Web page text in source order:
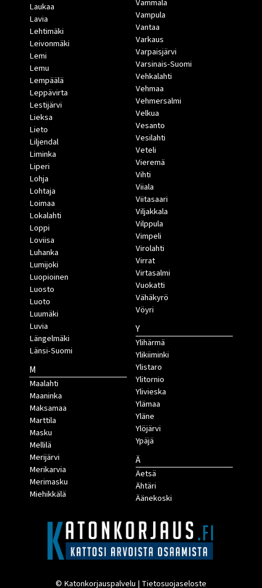
Laukaa
Lavia
Lehtimäki
Leivonmäki
Lemi
Lemu
Lempäälä
Leppävirta
Lestijärvi
Lieksa
Lieto
Liljendal
Liminka
Liperi
Lohja
Lohtaja
Loimaa
Lokalahti
Loppi
Loviisa
Luhanka
Lumijoki
Luopioinen
Luosto
Luoto
Luumäki
Luvia
Längelmäki
Länsi-Suomi
M
Maalahti
Maaninka
Maksamaa
Marttila
Masku
Mellilä
Merijärvi
Merikarvia
Merimasku
Miehikkälä
Vammala
Vampula
Vantaa
Varkaus
Varpaisjärvi
Varsinais-Suomi
Vehkalahti
Vehmaa
Vehmersalmi
Velkua
Vesanto
Vesilahti
Veteli
Vieremä
Vihti
Viiala
Viitasaari
Viljakkala
Vilppula
Vimpeli
Virolahti
Virrat
Virtasalmi
Vuokatti
Vähäkyrö
Vöyri
Y
Ylihärmä
Ylikiiminki
Ylistaro
Ylitornio
Ylivieska
Ylämaa
Yläne
Ylöjärvi
Ypäjä
Ä
Äetsä
Ähtäri
Äänekoski
© Katonkorjauspalvelu | Tietosuojaseloste